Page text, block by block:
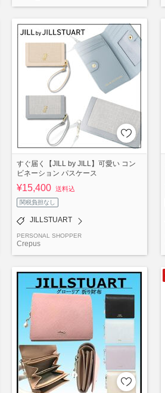
すぐ届く【JILL by JILL】可愛い コン
ビネーション パスケース
¥15,400 送料込
関税負担なし
JILLSTUART
PERSONAL SHOPPER
Crepus